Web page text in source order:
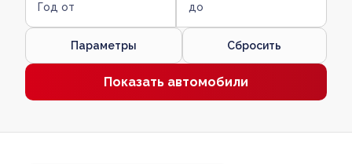
Год от до
Параметры Сбросить
Показать автомобили